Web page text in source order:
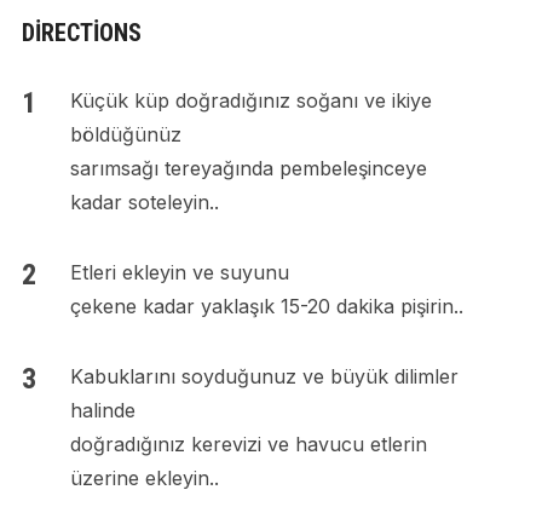
DIRECTIONS
Küçük küp doğradığınız soğanı ve ikiye
böldüğünüz
sarımsağı tereyağında pembeleşinceye
kadar soteleyin..
Etleri ekleyin ve suyunu
çekene kadar yaklaşık 15-20 dakika pişirin..
Kabuklarını soyduğunuz ve büyük dilimler
halinde
doğradığınız kerevizi ve havucu etlerin
üzerine ekleyin..